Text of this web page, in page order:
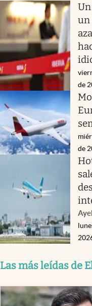
un
de
de
Las más leídas de